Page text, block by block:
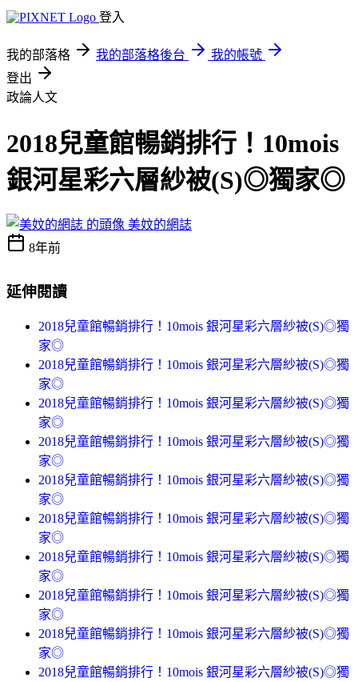
登入
我的部落格 我的部落格後台
我的帳號
登出
政論人文
2018兒童館暢銷排行！10mois
銀河星彩六層紗被(S)◎獨家◎
美妏的網誌
8年前
延伸閱讀
2018兒童館暢銷排行！10mois 銀河星彩六層紗被(S)◎獨
家◎
2018兒童館暢銷排行！10mois 銀河星彩六層紗被(S)◎獨
家◎
2018兒童館暢銷排行！10mois 銀河星彩六層紗被(S)◎獨
家◎
2018兒童館暢銷排行！10mois 銀河星彩六層紗被(S)◎獨
家◎
2018兒童館暢銷排行！10mois 銀河星彩六層紗被(S)◎獨
家◎
2018兒童館暢銷排行！10mois 銀河星彩六層紗被(S)◎獨
家◎
2018兒童館暢銷排行！10mois 銀河星彩六層紗被(S)◎獨
家◎
2018兒童館暢銷排行！10mois 銀河星彩六層紗被(S)◎獨
家◎
2018兒童館暢銷排行！10mois 銀河星彩六層紗被(S)◎獨
家◎
2018兒童館暢銷排行！10mois 銀河星彩六層紗被(S)◎獨